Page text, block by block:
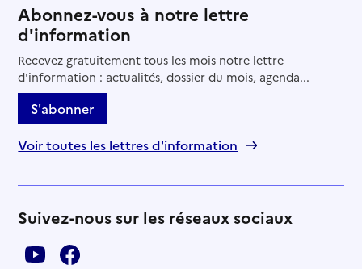
Abonnez-vous à notre lettre
d'information
Recevez gratuitement tous les mois notre lettre
d'information : actualités, dossier du mois, agenda...
S'abonner
Voir toutes les lettres d'information
Suivez-nous sur les réseaux sociaux